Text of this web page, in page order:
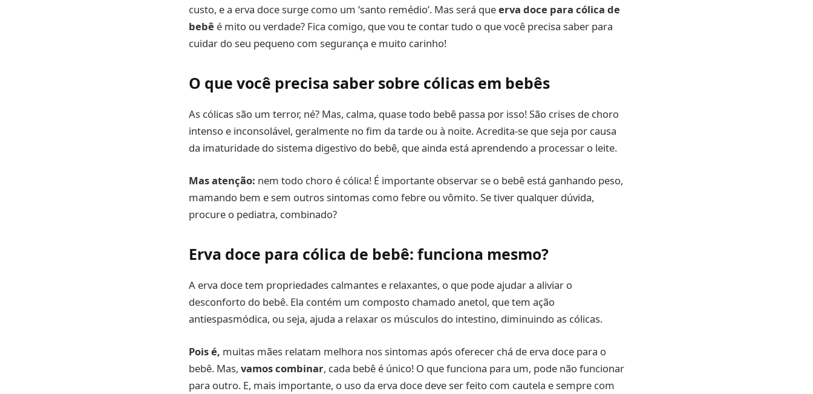
custo, e a erva doce surge como um ‘santo remédio’. Mas será queerva doce para cólica de
bebê é mito ou verdade? Fica comigo, que vou te contar tudo o que você precisa saber para
cuidar do seu pequeno com segurança e muito carinho!
O que você precisa saber sobre cólicas em bebês
As cólicas são um terror, né? Mas, calma, quase todo bebê passa por isso! São crises de choro
intenso e inconsolável, geralmente no fim da tarde ou à noite. Acredita-se que seja por causa
da imaturidade do sistema digestivo do bebê, que ainda está aprendendo a processar o leite.
Mas atenção: nem todo choro é cólica! É importante observar se o bebê está ganhando peso,
mamando bem e sem outros sintomas como febre ou vômito. Se tiver qualquer dúvida,
procure o pediatra, combinado?
Erva doce para cólica de bebê: funciona mesmo?
A erva doce tem propriedades calmantes e relaxantes, o que pode ajudar a aliviar o
desconforto do bebê. Ela contém um composto chamado anetol, que tem ação
antiespasmódica, ou seja, ajuda a relaxar os músculos do intestino, diminuindo as cólicas.
Pois é, muitas mães relatam melhora nos sintomas após oferecer chá de erva doce para o
bebê. Mas, vamos combinar, cada bebê é único! O que funciona para um, pode não funcionar
para outro. E, mais importante, o uso da erva doce deve ser feito com cautela e sempre com